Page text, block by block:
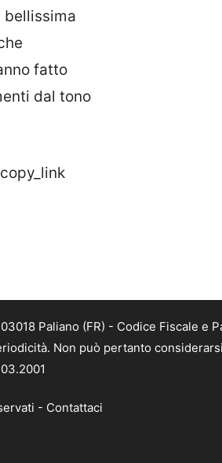
bellissima
fatto
dal tono
Paliano (FR) - Codice Fiscale e
Non può pertanto
- Contattaci